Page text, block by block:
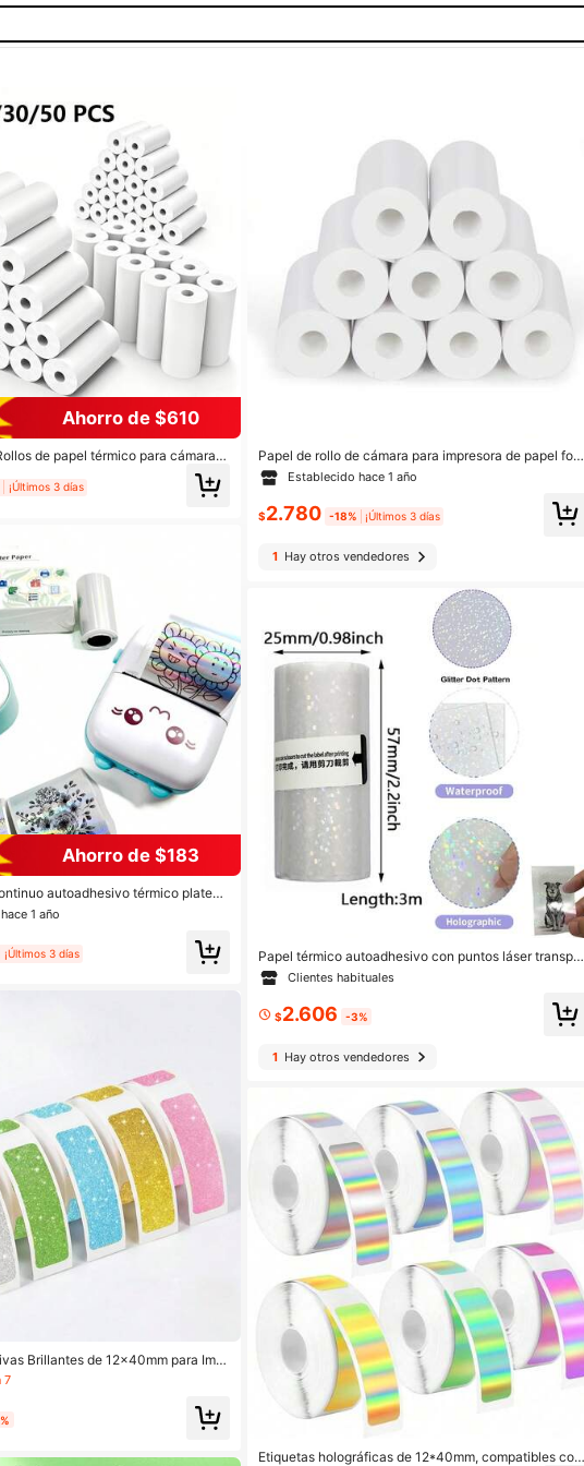
Ahorro de $610
de papel térmico para cámara i
para cámara infantil, rollos d
infantil, papel para cámara infant
¡Últimos 3 días
Ahorro de $183
autoadhesivo térmico platead
X 3.5m/Rollo, compatible con im
portátiles mini C9/X5/X6/T02/M02,
láser, útiles escolares, vuelta al
1 año
¡Últimos 3 días
Brillantes de 12x40mm para Impr
P15 P12 P11 D30 Q30S Resistente
Papel Temático
7
Papel de rollo de cámara para impresora de papel foto
gráfico de 57 mm para impresora de bolsillo térmica, p
apel de impresora térmica no adhesivo de 57 mm x 25
mm blanco (sin pegatina).
Establecido hace 1 año
$2.780 -18% ¡Últimos 3 días
1 Hay otros vendedores
Papel térmico autoadhesivo con puntos láser transpar
entes, papel térmico brillante para impresora portátil
mini, 57mm x 2.5mm, etiquetas térmicas para la mayor
ía de impresoras de bolsillo
Clientes habituales
$2.606 -3%
1 Hay otros vendedores
Etiquetas holográficas de 12*40mm, compatibles con